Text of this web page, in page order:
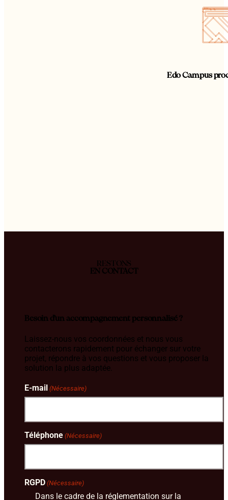
Edo Campus
RESTONS
EN CONTACT
Besoin d’un accompagnement personnalisé ?
Laissez-nous vos coordonnées et nous vous
contacterons rapidement pour échanger sur votre
projet, répondre à vos questions et vous proposer la
solution la plus adaptée.
E-mail (Nécessaire)
Téléphone (Nécessaire)
RGPD (Nécessaire)
Dans le cadre de la réglementation sur la